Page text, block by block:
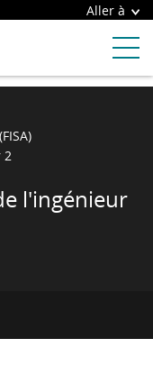
Aller à
2
l'ingénieur